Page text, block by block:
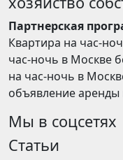
Партнерская
Квартира на час-
час-ночь в Москве
на час-ночь в
объявление
Мы в соцсетях
Статьи